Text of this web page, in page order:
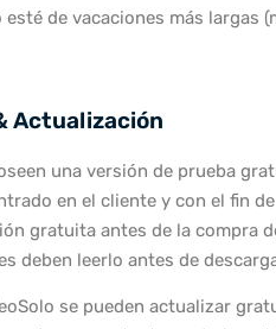
esté de vacaciones más
Actualización
una versión de prueba
en el cliente y con el fin
gratuita antes de la
deben leerlo antes de
se pueden actualizar